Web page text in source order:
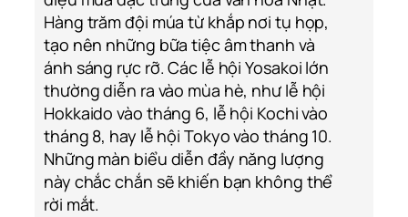
Hàng trăm đội múa từ khắp nơi tụ họp,
tạo nên những bữa tiệc âm thanh và
ánh sáng rực rỡ. Các lễ hội Yosakoi lớn
thường diễn ra vào mùa hè, như lễ hội
Hokkaido vào tháng 6, lễ hội Kochi vào
tháng 8, hay lễ hội Tokyo vào tháng 10.
Những màn biểu diễn đầy năng lượng
này chắc chắn sẽ khiến bạn không thể
rời mắt.